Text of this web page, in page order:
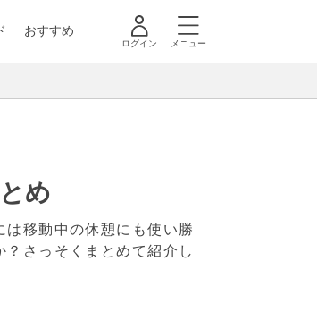
おすすめ
ログイン メニュー
め
移動中の休憩にも使い勝
さっそくまとめて紹介し